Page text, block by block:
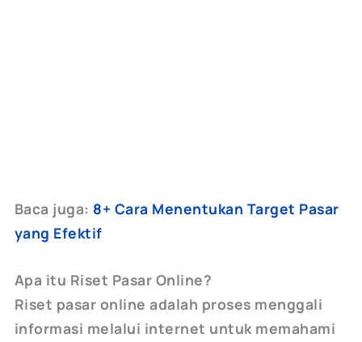
Baca juga: 8+ Cara Menentukan Target Pasar
yang Efektif
Apa itu Riset Pasar Online?
Riset pasar online adalah proses menggali
informasi melalui internet untuk memahami